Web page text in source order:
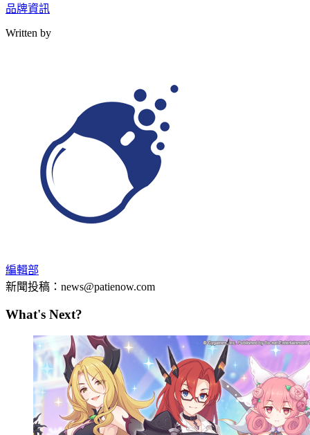
品牌資訊
Written by
編輯部
新聞投稿：news@patienow.com
What's Next?